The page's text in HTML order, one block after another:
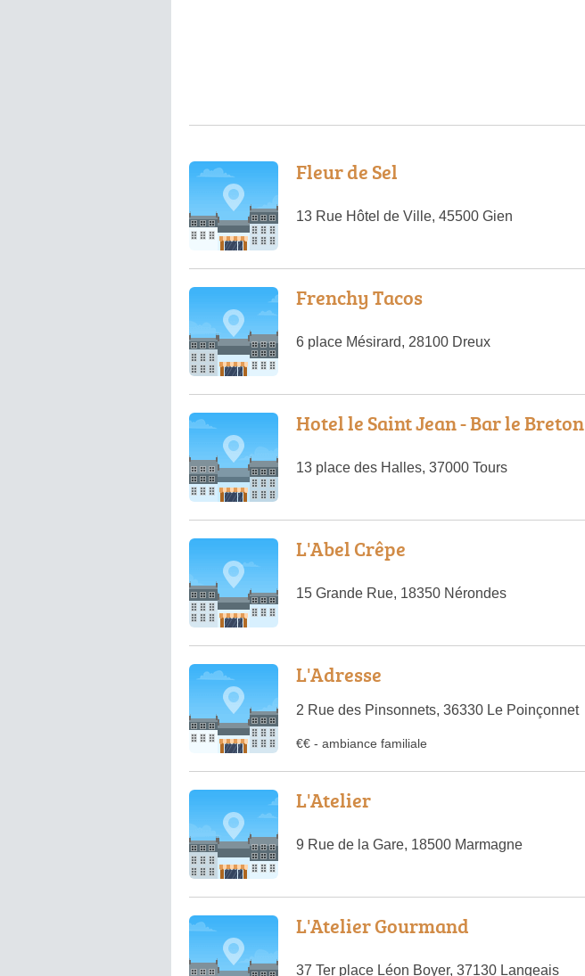
Fleur de Sel
13 Rue Hôtel de Ville, 45500 Gien
Frenchy Tacos
6 place Mésirard, 28100 Dreux
Hotel le Saint Jean - Bar le Breton
13 place des Halles, 37000 Tours
L'Abel Crêpe
15 Grande Rue, 18350 Nérondes
L'Adresse
2 Rue des Pinsonnets, 36330 Le Poinçonnet
€€ - ambiance familiale
L'Atelier
9 Rue de la Gare, 18500 Marmagne
L'Atelier Gourmand
37 Ter place Léon Boyer, 37130 Langeais